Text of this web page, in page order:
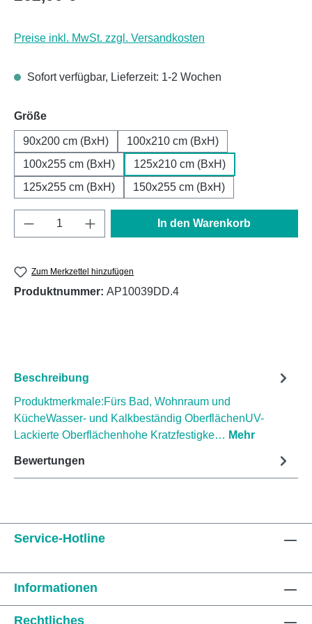
Preise inkl. MwSt. zzgl. Versandkosten
Sofort verfügbar, Lieferzeit: 1-2 Wochen
Größeauswählen
90x200 cm (BxH)
100x210 cm (BxH)
100x255 cm (BxH)
125x210 cm (BxH)
125x255 cm (BxH)
150x255 cm (BxH)
Produkt Anzahl: Gib den gewünschten
In den Warenkorb
Zum Merkzettel hinzufügen
Produktnummer: AP10039DD.4
Beschreibung
Produktmerkmale:Fürs Bad, Wohnraum und
KücheWasser- und Kalkbeständig OberflächenUV-
Lackierte Oberflächenhohe Kratzfestigke… Mehr
Bewertungen
Service-Hotline
Informationen
Rechtliches